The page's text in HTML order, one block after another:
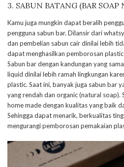
3. SABUN BATANG (BAR SOAP
Kamu juga mungkin dapat beralih
pengguna sabun bar. Dilansir dari
dan pembelian sabun cair dinilai lebih
dapat menghasilkan pemborosan
Sabun bar dengan kandungan yang
liquid dinilai lebih ramah lingkungan
plastic. Saat ini, banyak juga sabun bar
yang rendah dan organic (natural soap).
home made dengan kualitas yang baik
Sehingga dapat menarik, berkualitas
mengurangi pemborosan pemakaian